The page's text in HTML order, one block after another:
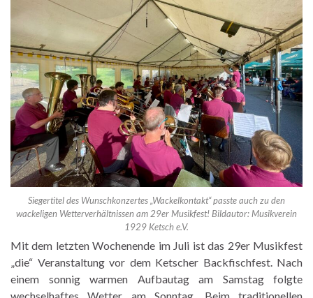
Siegertitel des Wunschkonzertes „Wackelkontakt“ passte auch zu den
wackeligen Wetterverhältnissen am 29er Musikfest! Bildautor: Musikverein
1929 Ketsch e.V.
Mit dem letzten Wochenende im Juli ist das 29er Musikfest
„die“ Veranstaltung vor dem Ketscher Backfischfest. Nach
einem sonnig warmen Aufbautag am Samstag folgte
wechselhaftes Wetter am Sonntag. Beim traditionellen